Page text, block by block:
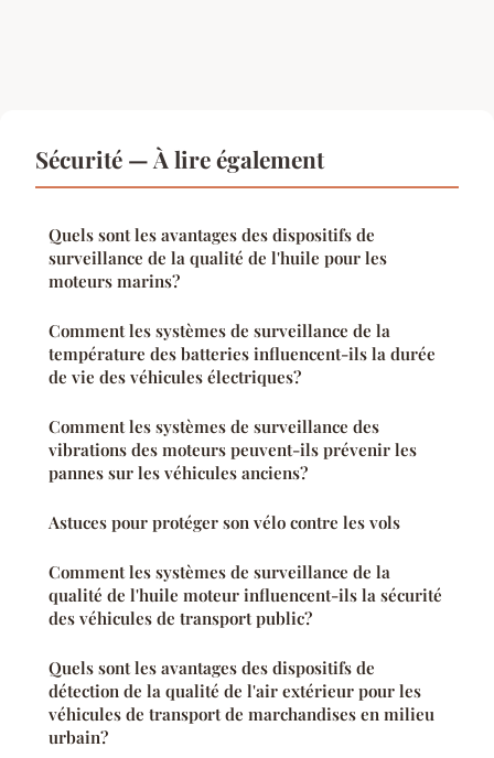
Sécurité — À lire également
Quels sont les avantages des dispositifs de
surveillance de la qualité de l'huile pour les
moteurs marins?
Comment les systèmes de surveillance de la
température des batteries influencent-ils la durée
de vie des véhicules électriques?
Comment les systèmes de surveillance des
vibrations des moteurs peuvent-ils prévenir les
pannes sur les véhicules anciens?
Astuces pour protéger son vélo contre les vols
Comment les systèmes de surveillance de la
qualité de l'huile moteur influencent-ils la sécurité
des véhicules de transport public?
Quels sont les avantages des dispositifs de
détection de la qualité de l'air extérieur pour les
véhicules de transport de marchandises en milieu
urbain?